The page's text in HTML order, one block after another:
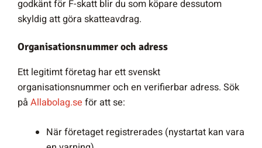
godkänt för F-skatt blir du som köpare dessutom
skyldig att göra skatteavdrag.
Organisationsnummer och adress
Ett legitimt företag har ett svenskt
organisationsnummer och en verifierbar adress. Sök
på Allabolag.se för att se:
När företaget registrerades (nystartat kan vara